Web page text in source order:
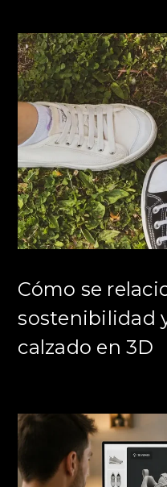
Cómo se
sostenibilidad
calzado en 3D